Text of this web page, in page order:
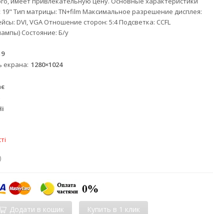
19" Тип матрицы: TN+film Максимальное разрешение дисплея:
DVI, VGA Отношение сторон: 5:4 Подсветка: CCFL
Состояние: Б/у
екрана 1280×1024
)
Додати в кошик